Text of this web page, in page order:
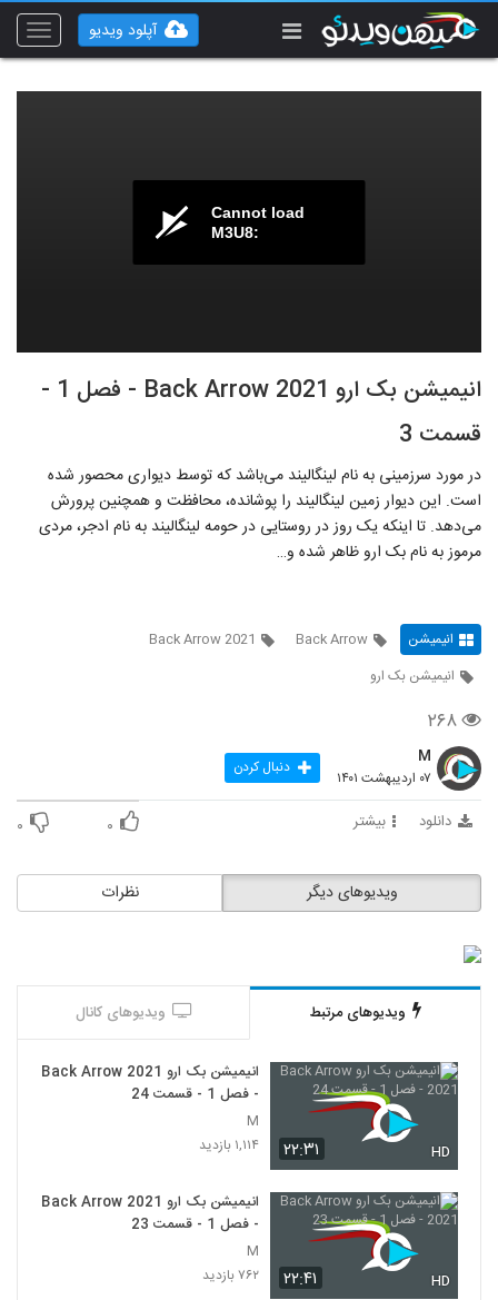
Toggle
آپلود ویدیو
Cannot load
M3U8:
انیمیشن بک ارو Back Arrow 2021 - فصل 1 -
قسمت 3
در مورد سرزمینی به نام لینگالیند می‌باشد که توسط دیواری محصور شده
است. این دیوار زمین لینگالیند را پوشانده، محافظت و همچنین پرورش
می‌دهد. تا اینکه یک روز در روستایی در حومه لینگالیند به نام ادجر، مردی
مرموز به نام بک ارو ظاهر شده و…
انیمیشن Back Arrow
Back Arrow 2021
انیمیشن بک ارو
۲۶۸
M
۰۷ اردیبهشت ۱۴۰۱ دنبال کردن
دانلود بیشتر ۰ ۰
نظرات ویدیوهای دیگر
ویدیوهای مرتبط ویدیوهای کانال
۲۲:۳۱ HD
انیمیشن بک ارو Back Arrow 2021
- فصل 1 - قسمت 24
M
۱,۱۱۴ بازدید
۲۲:۴۱ HD
انیمیشن بک ارو Back Arrow 2021
- فصل 1 - قسمت 23
M
۷۶۲ بازدید